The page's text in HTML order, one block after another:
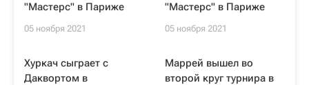
"Мастерс" в Париже
05 ноября 2021
"Мастерс" в Париже
05 ноября 2021
Хуркач сыграет с
Даквортом в
Маррей вышел во
второй круг турнира в